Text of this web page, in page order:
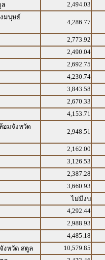
ล
2,494.03
มนุษย์
4,286.77
2,773.92
2,490.04
2,692.75
4,230.74
3,843.58
2,670.33
4,153.71
อมจังหวัด
2,948.51
2,162.00
3,126.53
2,387.28
3,660.93
ไม่มีงบ
4,292.44
2,988.93
4,485.18
งหวัด สตูล
10,579.85